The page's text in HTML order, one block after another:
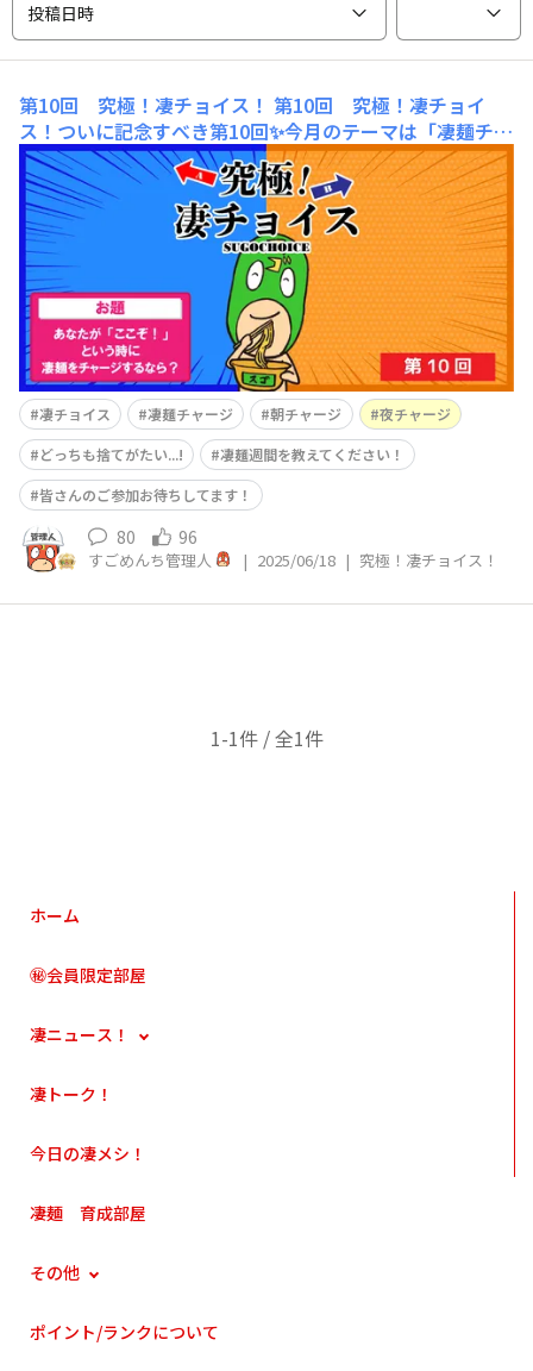
投稿日時
第10回 究極！凄チョイス！ 第10回 究極！凄チョイ
ス！ついに記念すべき第10回✨今月のテーマは「凄麺チャ
ージ」！そこで今回は、毎日の活力に欠かせない、あなた
の"凄麺習慣"を教えてください！「究極！凄チョイス！」
は凄麺やグルメにまつわる"こんなの選べない！"という究
極すぎるお題に対して自分だったらどの選択をするのか、
みなさんに
凄チョイス 凄麺チャージ 朝チャージ
夜チャージ
どっちも捨てがたい...!
凄麺週間を教えてください！
皆さんのご参加お待ちしてます！
80 96
すごめんち管理人 | 2025/06/18 | 究極！凄チョイス！
1-1件 / 全1件
ホーム
㊙会員限定部屋
凄ニュース！
凄トーク！
今日の凄メシ！
凄麺 育成部屋
その他
ポイント/ランクについて